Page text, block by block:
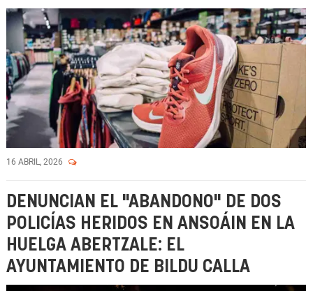
16 ABRIL, 2026
DENUNCIAN EL "ABANDONO" DE DOS
POLICÍAS HERIDOS EN ANSOÁIN EN LA
HUELGA ABERTZALE: EL
AYUNTAMIENTO DE BILDU CALLA